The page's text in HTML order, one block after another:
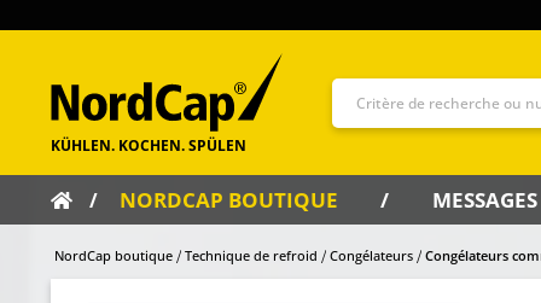
NORDCAP BOUTIQUE MESSAGES
NordCap boutique Technique de refroid Congélateurs Congélateurs